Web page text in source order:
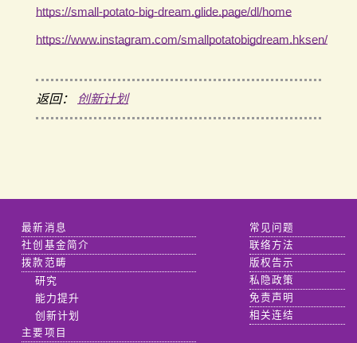
https://small-potato-big-dream.glide.page/dl/home
https://www.instagram.com/smallpotatobigdream.hksen/
返回： 创新计划
最新消息
社创基金简介
拨款范畴
研究
能力提升
创新计划
主要项目
常见问题
联络方法
版权告示
私隐政策
免责声明
相关连结